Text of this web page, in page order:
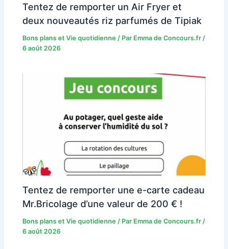
Tentez de remporter un Air Fryer et
deux nouveautés riz parfumés de Tipiak
Bons plans et Vie quotidienne / Par Emma de Concours.fr /
6 août 2026
Tentez de remporter une e-carte cadeau
Mr.Bricolage d’une valeur de 200 € !
Bons plans et Vie quotidienne / Par Emma de Concours.fr /
6 août 2026